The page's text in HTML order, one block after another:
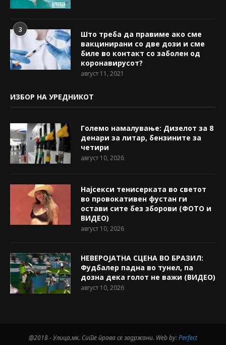
3
Што треба да правиме ако сме
вакцинирани со две дози и сме
биле во контакт со заболен од
коронавирусот?
август 11, 2021
ИЗБОР НА УРЕДНИКОТ
Големо намалување: Дизелот за 8
денари за литар, бензините за
четири
август 10, 2026
Најсекси тенисерката во светот
во провокативен фустан ги
остави сите без зборови (ФОТО и
ВИДЕО)
август 10, 2026
НЕВЕРОЈАТНА СЦЕНА ВО БРАЗИЛ:
Фудбалер падна во тунел, па
дозна дека голот не важи (ВИДЕО)
август 10, 2026
@2018 - Улица.мк. Сите права се задржани. Web by:Perfect